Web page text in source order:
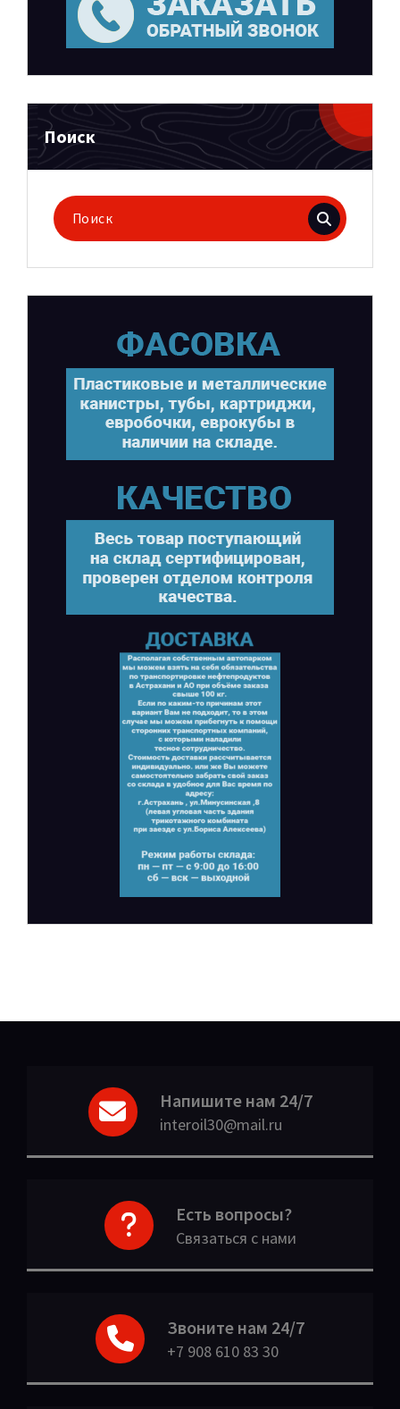
Поиск
Поиск
для:
Напишите нам 24/7
interoil30@mail.ru
Есть вопросы?
Связаться с нами
Звоните нам 24/7
+7 908 610 83 30